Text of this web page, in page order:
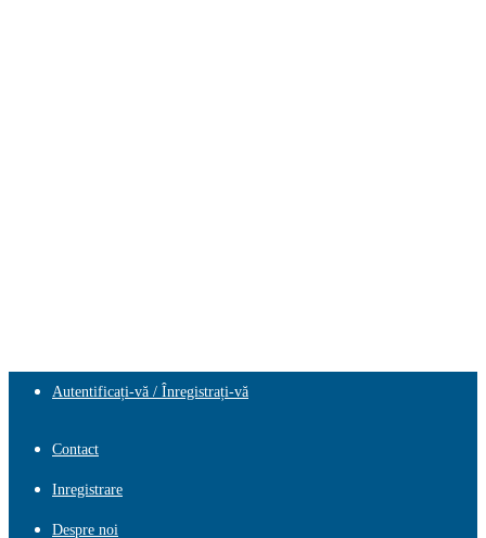
Autentificați-vă / Înregistrați-vă
Contact
Inregistrare
Despre noi